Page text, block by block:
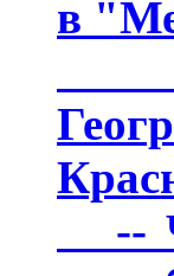
в
--